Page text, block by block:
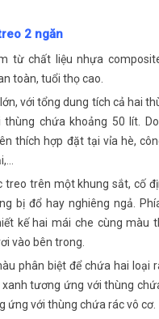
2 ngăn
từ chất liệu nhựa
toàn, tuổi thọ cao.
với tổng dung tích cả hai
chứa khoảng 50 lít.
thích hợp đặt tại vỉa hè,
treo trên một khung sắt, cố
bị đổ hay nghiêng ngả.
kế hai mái che cùng màu
vào bên trong.
phân biệt để chứa hai loại
tương ứng với thùng
ứng với thùng chứa rác vô cơ.